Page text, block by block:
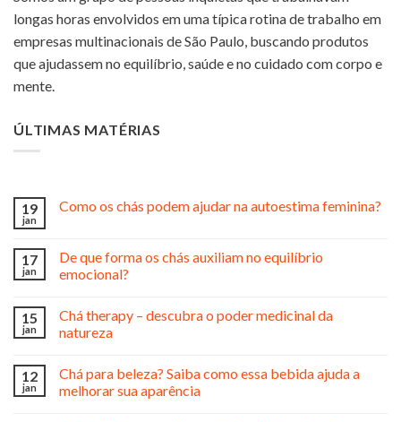
longas horas envolvidos em uma típica rotina de trabalho em
empresas multinacionais de São Paulo, buscando produtos
que ajudassem no equilíbrio, saúde e no cuidado com corpo e
mente.
ÚLTIMAS MATÉRIAS
19
jan
Como os chás podem ajudar na autoestima feminina?
17
jan
De que forma os chás auxiliam no equilíbrio
emocional?
15
jan
Chá therapy – descubra o poder medicinal da
natureza
12
jan
Chá para beleza? Saiba como essa bebida ajuda a
melhorar sua aparência